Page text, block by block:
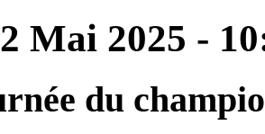
Mai 2025 -
du